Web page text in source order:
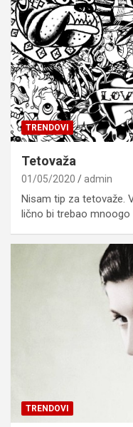
TRENDOVI
Tetovaža
01/05/2020 admin
Nisam tip za tetovaže.
lično bi trebao mnoogo
TRENDOVI